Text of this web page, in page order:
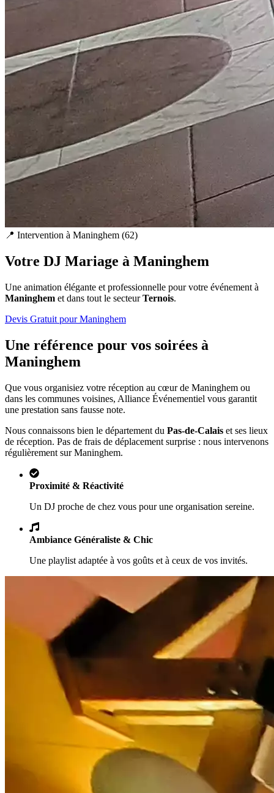
📍 Intervention à Maninghem (62)
Votre DJ Mariage à Maninghem
Une animation élégante et professionnelle pour votre événement à
Maninghem et dans tout le secteurTernois.
Devis Gratuit pourManinghem
Une référence pour vos soirées à
Maninghem
Que vous organisiez votre réception au cœur de Maninghem ou
dans les communes voisines, Alliance Événementiel vous garantit
une prestation sans fausse note.
Nous connaissons bien le département du Pas-de-Calais et ses lieux
de réception. Pas de frais de déplacement surprise : nous intervenons
régulièrement surManinghem.
Proximité & Réactivité
Un DJ proche de chez vous pour une organisation sereine.
Ambiance Généraliste & Chic
Une playlist adaptée à vos goûts et à ceux de vos invités.